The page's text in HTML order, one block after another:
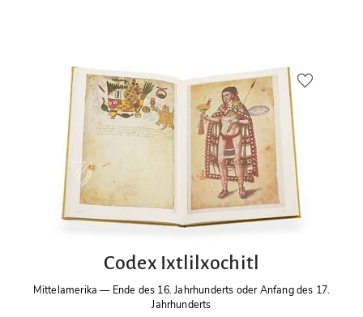
Codex Ixtlilxochitl
Mittelamerika — Ende des 16. Jahrhunderts oder Anfang des 17.
Jahrhunderts